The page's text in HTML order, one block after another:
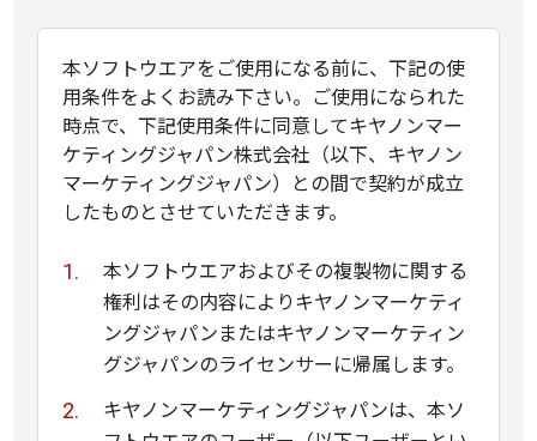
本ソフトウエアをご使用になる前に、下記の使
用条件をよくお読み下さい。ご使用になられた
時点で、下記使用条件に同意してキヤノンマー
ケティングジャパン株式会社（以下、キヤノン
マーケティングジャパン）との間で契約が成立
したものとさせていただきます。
本ソフトウエアおよびその複製物に関する
権利はその内容によりキヤノンマーケティ
ングジャパンまたはキヤノンマーケティン
グジャパンのライセンサーに帰属します。
キヤノンマーケティングジャパンは、本ソ